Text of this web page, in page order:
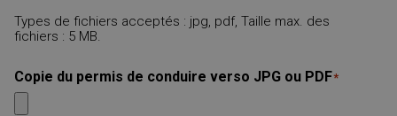
Types de fichiers acceptés : jpg, pdf, Taille max. des
fichiers : 5 MB.
Copie du permis de conduire verso JPG ou PDF*